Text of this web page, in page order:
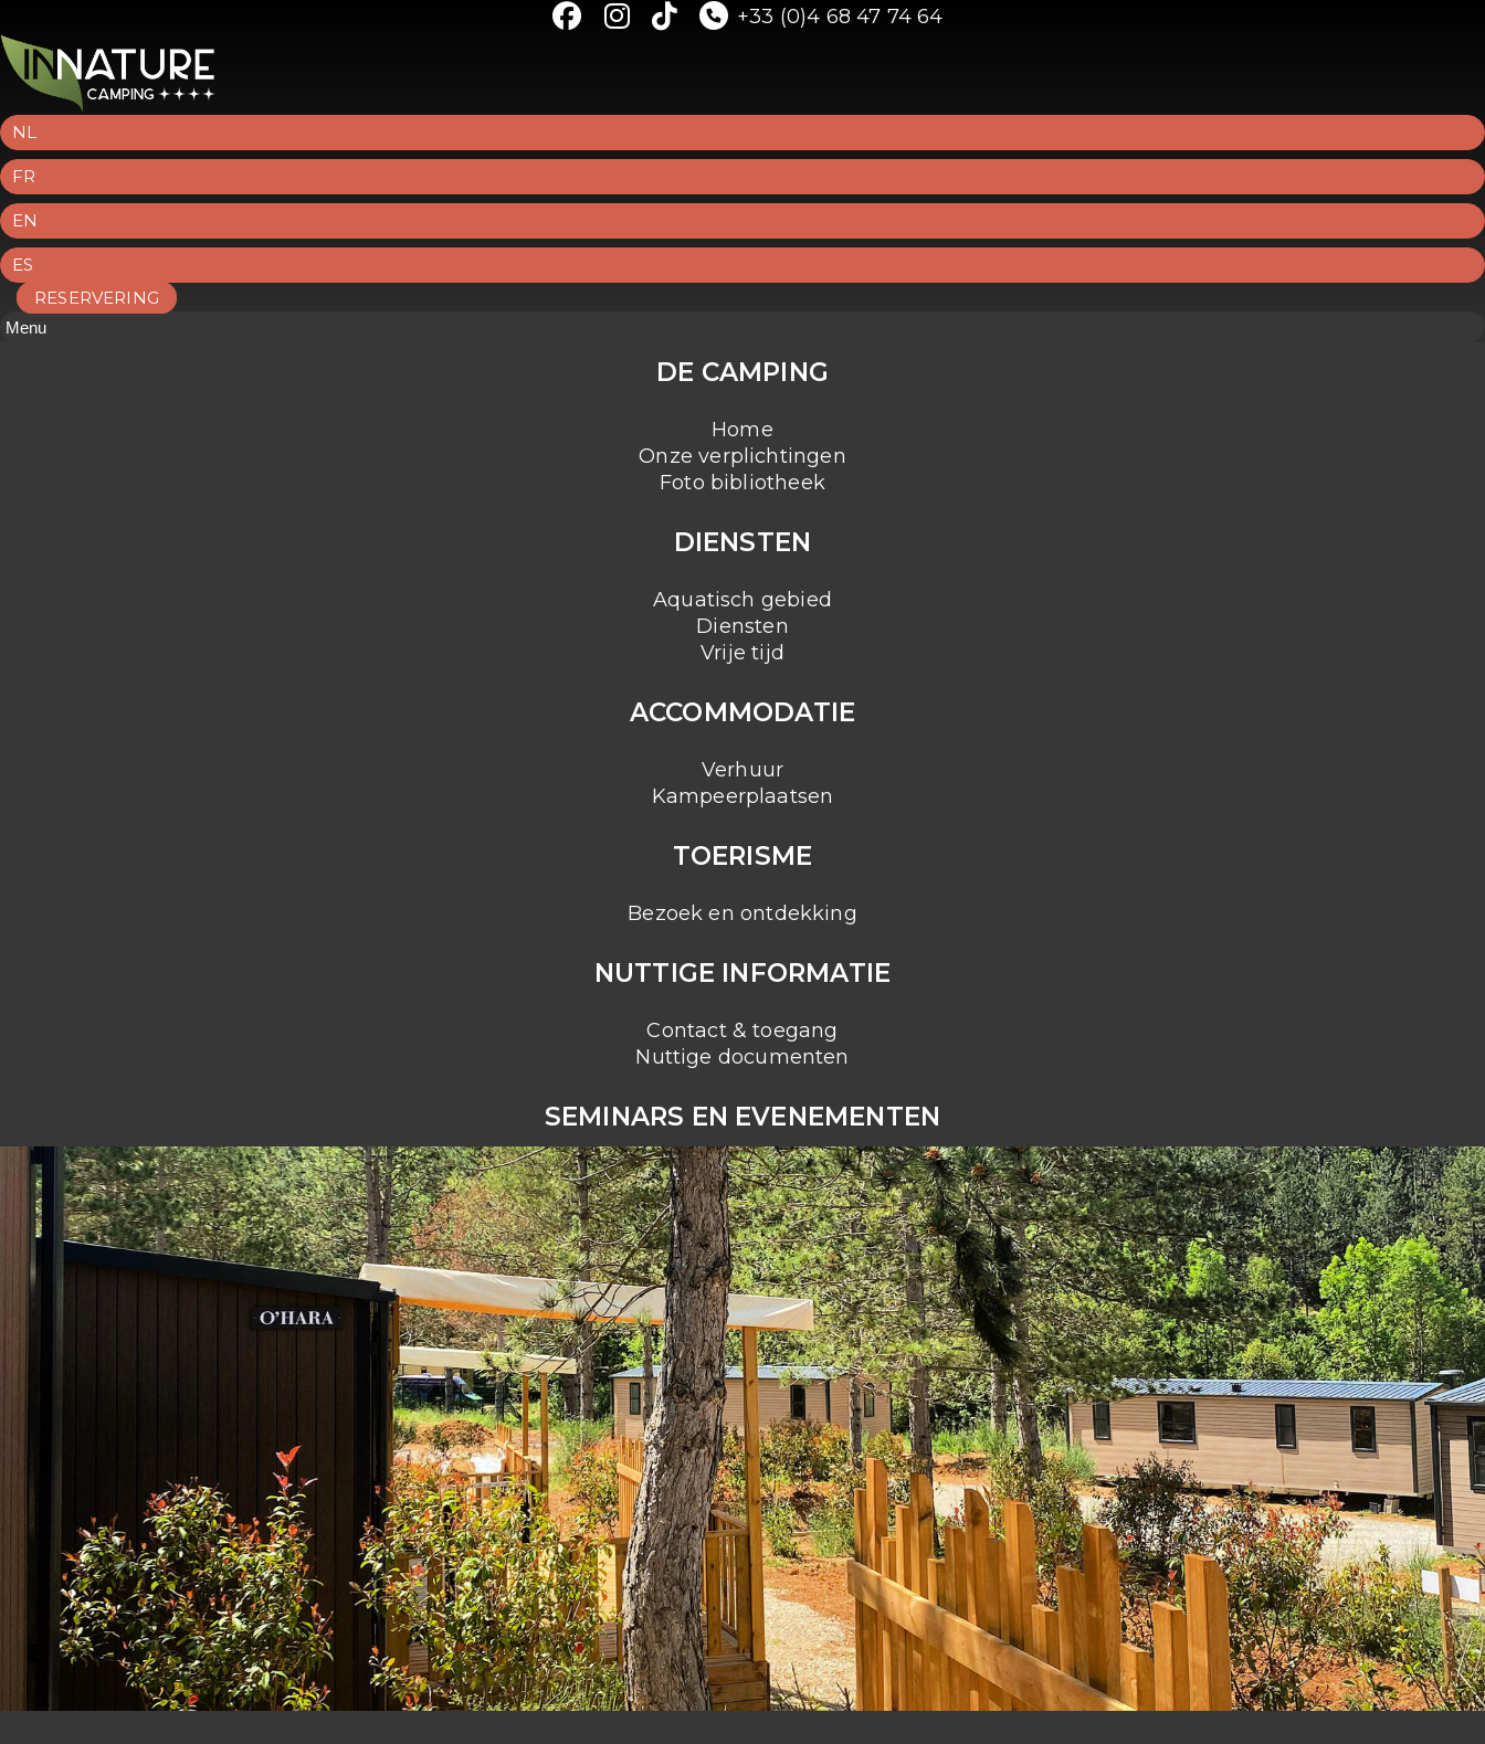
+33 (0)4 68 47 74 64
NL
FR
EN
ES
RESERVERING
Menu
DE CAMPING
Home
Onze verplichtingen
Foto bibliotheek
DIENSTEN
Aquatisch gebied
Diensten
Vrije tijd
ACCOMMODATIE
Verhuur
Kampeerplaatsen
TOERISME
Bezoek en ontdekking
NUTTIGE INFORMATIE
Contact & toegang
Nuttige documenten
SEMINARS EN EVENEMENTEN